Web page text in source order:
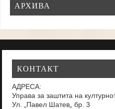
АРХИВА
КОНТАКТ
АДРЕСА:
Управа за заштита на
Ул. „Павел Шатев„ бр. 3